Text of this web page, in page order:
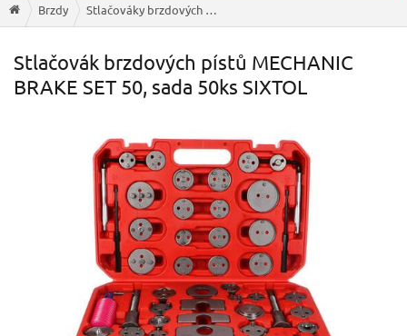
Brzdy Stlačováky brzdových pístů
Stlačovák brzdových pístů MECHANIC
BRAKE SET 50, sada 50ks SIXTOL